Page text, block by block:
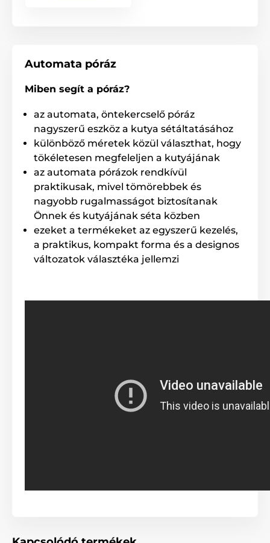
Rendkívül erős zsinór, mely nem
gabalyodik össze!
A Reedog kutyapóráz speciális zsinórja soha nem
gabalyodik össze és nem akad be. A zsinór nagy
szakítószilárdságú anyagból készült. Ejtőernyők
gyártásához használják, melynek köszönhetően
kiemelkedő teherbírása.
Automata póráz
Miben segít a póráz?
az automata, öntekercselő póráz
nagyszerű eszköz a kutya sétáltatásához
különböző méretek közül választhat, hogy
tökéletesen megfeleljen a kutyájának
az automata pórázok rendkívül
praktikusak, mivel tömörebbek és
nagyobb rugalmasságot biztosítanak
Önnek és kutyájának séta közben
ezeket a termékeket az egyszerű kezelés,
a praktikus, kompakt forma és a designos
változatok választéka jellemzi